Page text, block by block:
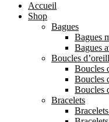
Accueil
Shop
Bagues
Bagues
Bagues
Boucles
Boucles
Boucles
Boucles
Bracelets